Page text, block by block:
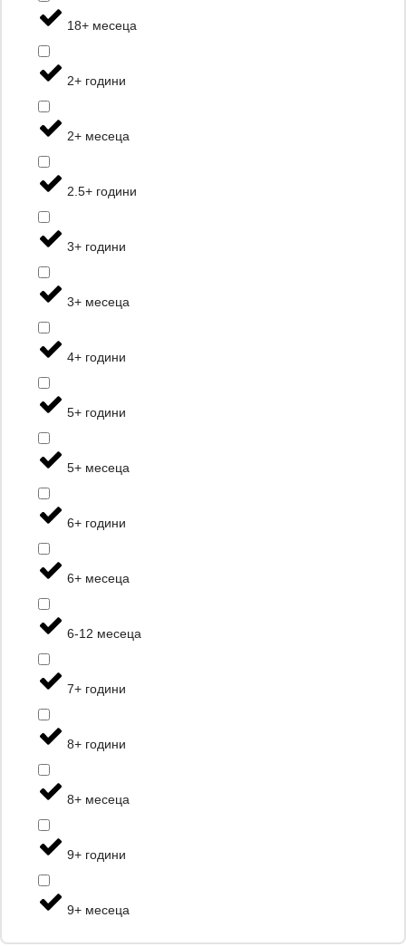
18+ месеца
2+ години
2+ месеца
2.5+ години
3+ години
3+ месеца
4+ години
5+ години
5+ месеца
6+ години
6+ месеца
6-12 месеца
7+ години
8+ години
8+ месеца
9+ години
9+ месеца